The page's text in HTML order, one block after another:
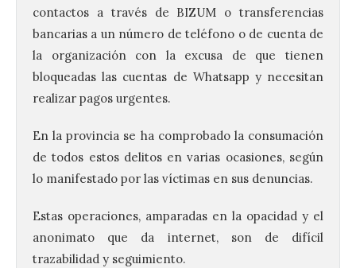
contactos a través de BIZUM o transferencias
bancarias a un número de teléfono o de cuenta de
la organización con la excusa de que tienen
bloqueadas las cuentas de Whatsapp y necesitan
realizar pagos urgentes.
En la provincia se ha comprobado la consumación
de todos estos delitos en varias ocasiones, según
lo manifestado por las víctimas en sus denuncias.
Estas operaciones, amparadas en la opacidad y el
anonimato que da internet, son de difícil
trazabilidad y seguimiento.